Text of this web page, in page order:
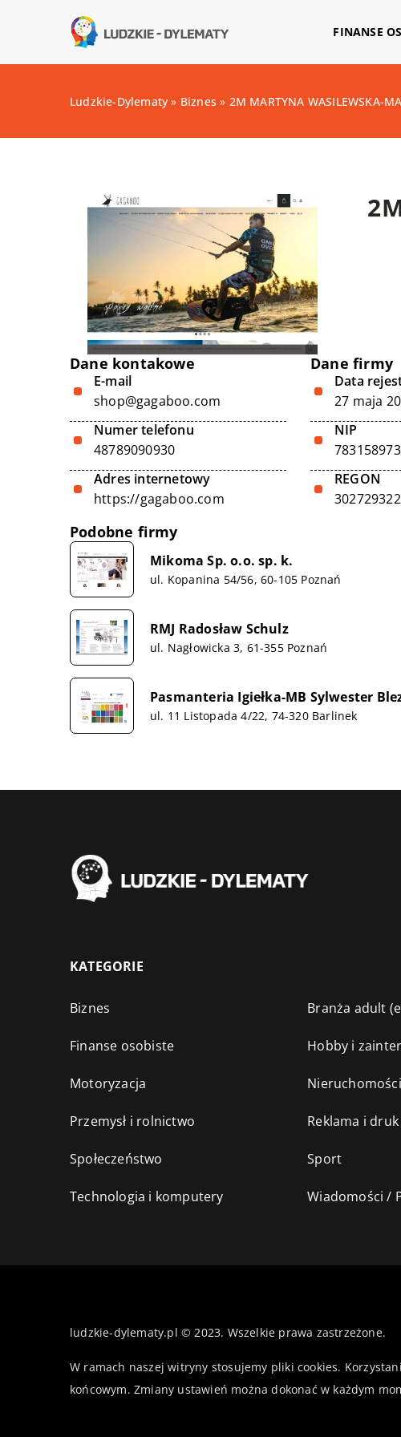
FINANSE
Ludzkie-Dylematy » Biznes » 2M MARTYNA WASILEWSKA-
Dane kontakowe
E-mail
shop@gagaboo.com
Numer telefonu
48789090930
Adres internetowy
https://gagaboo.com
Dane firmy
Data
27 maja
NIP
REGON
302729322
Podobne firmy
Mikoma Sp. o.o. sp. k.
ul. Kopanina 54/56, 60-105 Poznań
RMJ Radosław Schulz
ul. Nagłowicka 3, 61-355 Poznań
Pasmanteria Igiełka-MB Sylwester
ul. 11 Listopada 4/22, 74-320 Barlinek
KATEGORIE
Biznes Branża adult
Finanse osobiste Hobby i
Motoryzacja Nieruchomości
Przemysł i rolnictwo Reklama i druk
Społeczeństwo Sport
Technologia i komputery Wiadomości /
ludzkie-dylematy.pl © 2023. Wszelkie prawa zastrzeżone.
W ramach naszej witryny stosujemy pliki cookies.
końcowym. Zmiany ustawień można dokonać w każdym